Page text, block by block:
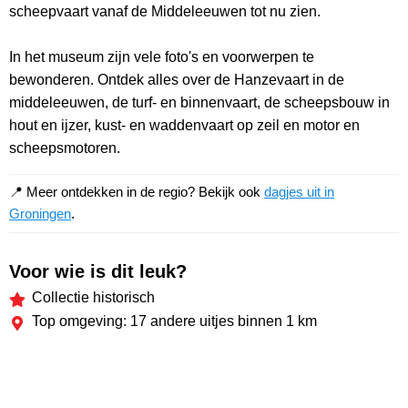
scheepvaart vanaf de Middeleeuwen tot nu zien.
In het museum zijn vele foto's en voorwerpen te
bewonderen. Ontdek alles over de Hanzevaart in de
middeleeuwen, de turf- en binnenvaart, de scheepsbouw in
hout en ijzer, kust- en waddenvaart op zeil en motor en
scheepsmotoren.
📍 Meer ontdekken in de regio? Bekijk ook dagjes uit in
Groningen.
Voor wie is dit leuk?
Collectie historisch
Top omgeving: 17 andere uitjes binnen 1 km